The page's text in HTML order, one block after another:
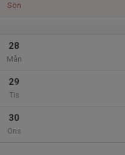
Sön
28
Mån
29
Tis
30
Ons